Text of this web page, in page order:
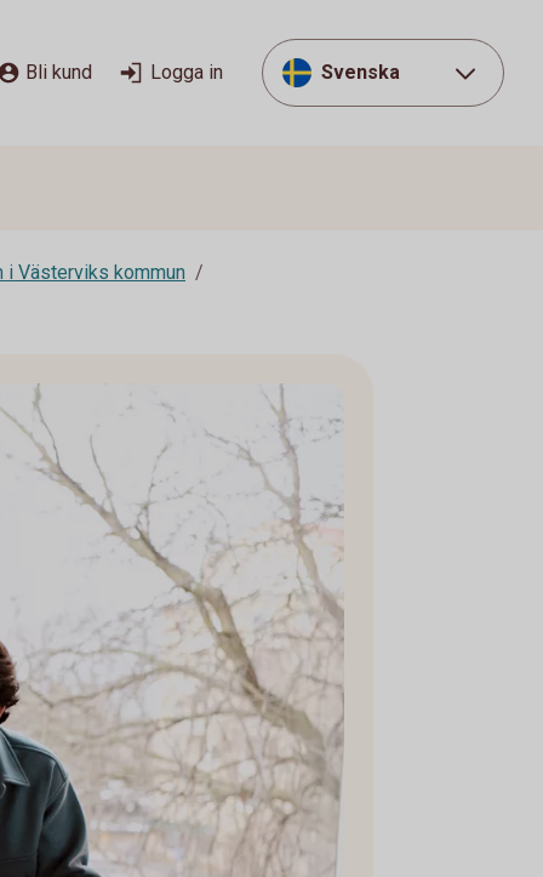
Bli kund Logga in Svenska
i Västerviks kommun